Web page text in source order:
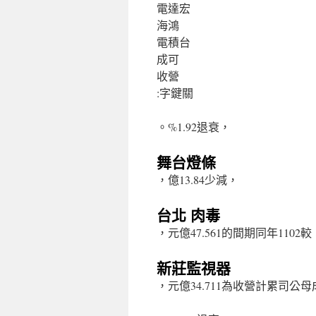
電達宏
海鴻
電積台
成可
收營
:字鍵關
。%1.92退衰，
舞台燈條
，億13.84少減，
台北 肉毒
，元億47.561的間期同年1102較
新莊監視器
，元億34.711為收營計累司公